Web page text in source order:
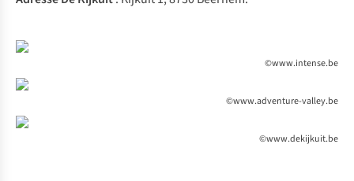
©www.intense.be
©www.adventure-valley.be
©www.dekijkuit.be